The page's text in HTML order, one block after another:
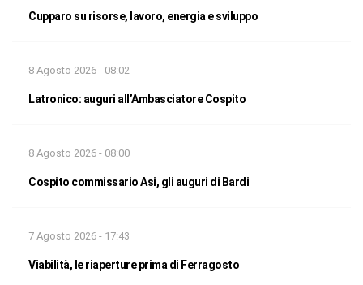
Cupparo su risorse, lavoro, energia e sviluppo
8 Agosto 2026 - 08:02
Latronico: auguri all’Ambasciatore Cospito
8 Agosto 2026 - 08:00
Cospito commissario Asi, gli auguri di Bardi
7 Agosto 2026 - 17:43
Viabilità, le riaperture prima di Ferragosto